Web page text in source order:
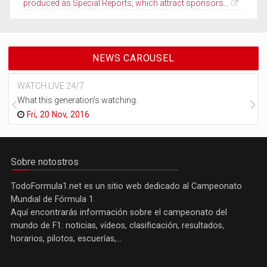
produced as Special Reports, which attract sponsors...
NEWS CAROUSEL
WATCH LIVE 24/7
What this generation's watching.
Fri, 20 Nov, 2016
Sobre notostros
TodoFormula1.net es un sitio web dedicado al Campeonato
Mundial de Fórmula 1.
Aquí encontrarás información sobre el campeonato del
mundo de F1: noticias, vídeos, clasificación, resultados,
horarios, pilotos, escuerías,...